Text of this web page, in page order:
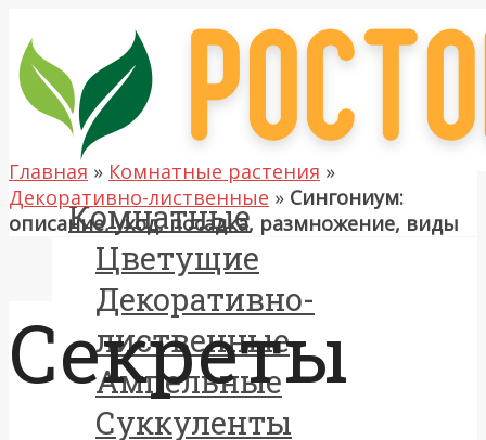
Комнатные
Цветущие
Декоративно-
лиственные
Ампельные
Суккуленты
Главная » Комнатные растения »
Декоративно-лиственные » Сингониум:
описание, уход, посадка, размножение, виды
Секреты